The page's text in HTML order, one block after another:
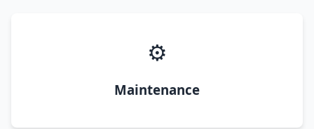
⚙️
Maintenance